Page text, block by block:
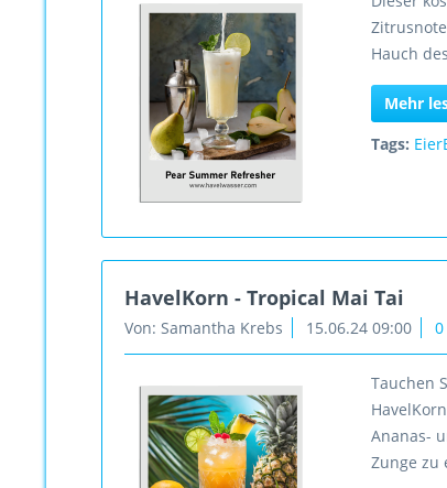
Hauch
Mehr
Tags:
HavelKorn - Tropical Mai Tai
Von: Samantha Krebs 15.06.24 09:00
Tauchen
Ananas-
Zunge zu